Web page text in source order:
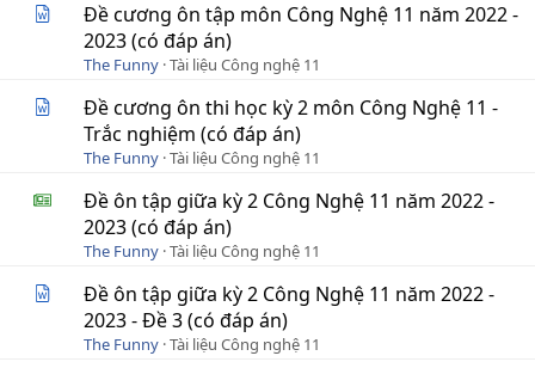
Đề cương ôn tập môn Công Nghệ 11 năm 2022 -
2023 (có đáp án)
The Funny Tài liệu Công nghệ 11
Đề cương ôn thi học kỳ 2 môn Công Nghệ 11 -
Trắc nghiệm (có đáp án)
The Funny Tài liệu Công nghệ 11
Đề ôn tập giữa kỳ 2 Công Nghệ 11 năm 2022 -
2023 (có đáp án)
The Funny Tài liệu Công nghệ 11
Đề ôn tập giữa kỳ 2 Công Nghệ 11 năm 2022 -
2023 - Đề 3 (có đáp án)
The Funny Tài liệu Công nghệ 11